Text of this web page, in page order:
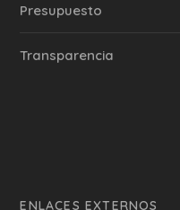
Presupuesto
Transparencia
ENLACES EXTERNOS